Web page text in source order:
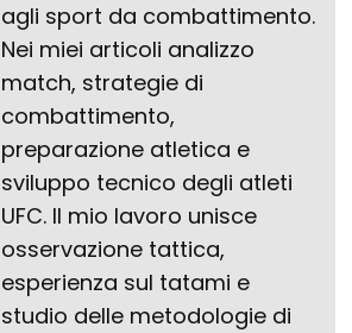
agli sport da combattimento.
Nei miei articoli analizzo
match, strategie di
combattimento,
preparazione atletica e
sviluppo tecnico degli atleti
UFC. Il mio lavoro unisce
osservazione tattica,
esperienza sul tatami e
studio delle metodologie di